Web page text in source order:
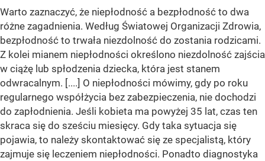
Warto zaznaczyć, że niepłodność a bezpłodność to dwa
różne zagadnienia. Według Światowej Organizacji Zdrowia,
bezpłodność to trwała niezdolność do zostania rodzicami.
Z kolei mianem niepłodności określono niezdolność zajścia
w ciążę lub spłodzenia dziecka, która jest stanem
odwracalnym. [....] O niepłodności mówimy, gdy po roku
regularnego współżycia bez zabezpieczenia, nie dochodzi
do zapłodnienia. Jeśli kobieta ma powyżej 35 lat, czas ten
skraca się do sześciu miesięcy. Gdy taka sytuacja się
pojawia, to należy skontaktować się ze specjalistą, który
zajmuje się leczeniem niepłodności. Ponadto diagnostyka